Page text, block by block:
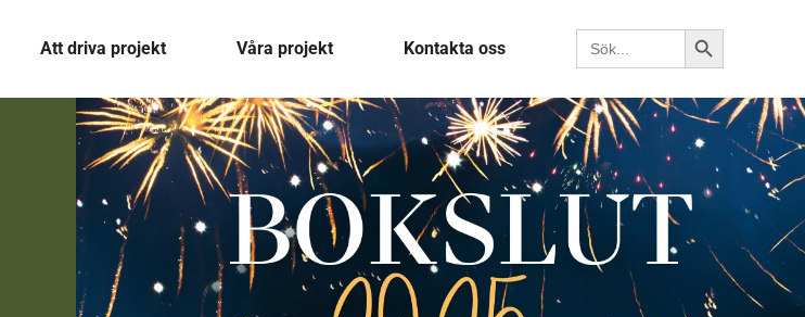
Att driva projekt Våra projekt Kontakta oss Sök efter: Sökknapp